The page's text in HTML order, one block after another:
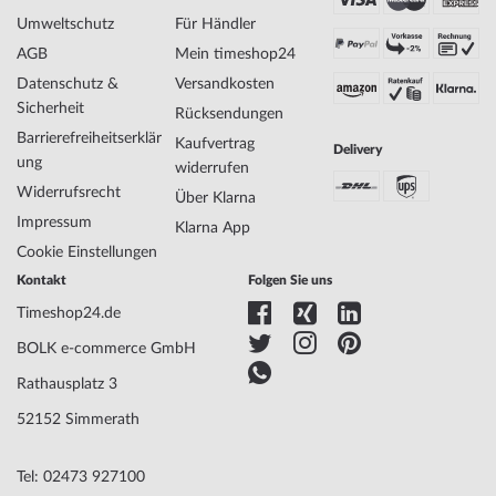
Style
Luxuriös, Modern
Artikel-Gewicht
0.14
Analog
Batterie (Quarz)
Funktionen
Datum, Minute, Sekunde, Stunde
Gehäuse Material
Gehäusedicke
Gehäuse Form
Rund
Gehäuse Farbe
Oberfläche
Glas
Umweltschutz
AGB
Datenschutz &
Sicherheit
Barrierefreiheitserklär
ung
Widerrufsrecht
Impressum
Cookie Einstellungen
Für Händler
Mein timeshop24
Versandkosten
Rücksendungen
Kaufvertrag
widerrufen
Über Klarna
Klarna App
Delivery
Kontakt
Timeshop24.de
BOLK e-commerce GmbH
Rathausplatz 3
52152 Simmerath
Tel: 02473 927100
Folgen Sie uns